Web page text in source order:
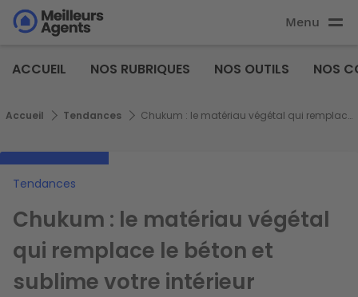
Aller
au
principal
Aller au
principal
Menu
Agents
ACCUEIL NOS RUBRIQUES NOS OUTILS NOS
Fil d'Ariane
Accueil Tendances Chukum : le matériau végétal qui remplace le béton et sublime votre intérieur
Tendances
Chukum : le matériau végétal
qui remplace le béton et
sublime votre intérieur